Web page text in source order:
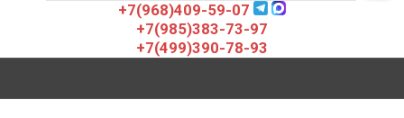
+7(968)409-59-07
+7(985)383-73-97
+7(499)390-78-93